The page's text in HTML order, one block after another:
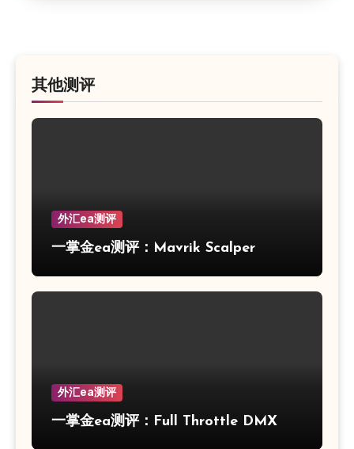
其他测评
外汇ea测评
一掌金ea测评：Mavrik Scalper
外汇ea测评
一掌金ea测评：Full Throttle DMX